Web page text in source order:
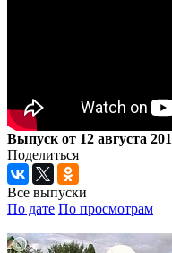
Выпуск от 12 августа
Поделиться
Все выпуски
По дате По просмотрам